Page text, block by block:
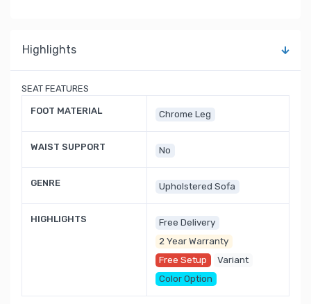
Highlights
SEAT FEATURES
FOOT MATERIAL Chrome Leg
WAIST SUPPORT No
GENRE Upholstered Sofa
HIGHLIGHTS
Free Delivery
2 Year Warranty
Free Setup
Variant
Color Option